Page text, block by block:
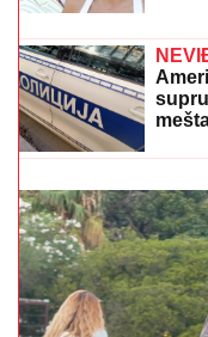
(VIDEO)
Uhvatili smo je na
pokazala izvajane
pevačica uživa sa